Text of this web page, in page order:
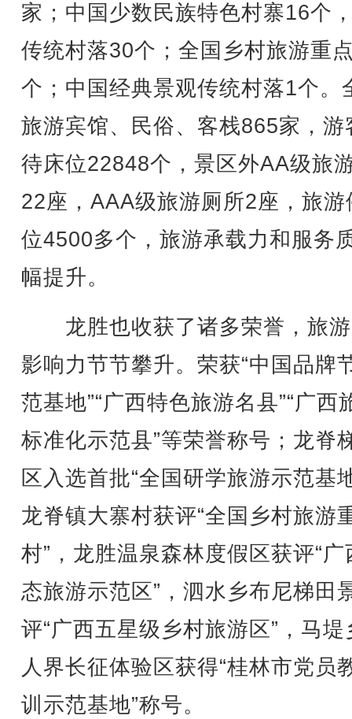
家；中国少数民族特色村寨16个
传统村落30个；全国乡村旅游重
个；中国经典景观传统村落1个。
旅游宾馆、民俗、客栈865家，游
待床位22848个，景区外AA级旅
22座，AAA级旅游厕所2座，旅游
位4500多个，旅游承载力和服务
幅提升。
龙胜也收获了诸多荣誉，旅
影响力节节攀升。荣获“中国品牌
范基地”“广西特色旅游名县”“广西
标准化示范县”等荣誉称号；龙脊
区入选首批“全国研学旅游示范基
龙脊镇大寨村获评“全国乡村旅游
村”，龙胜温泉森林度假区获评“广
态旅游示范区”，泗水乡布尼梯田
评“广西五星级乡村旅游区”，马堤
人界长征体验区获得“桂林市党员
训示范基地”称号。